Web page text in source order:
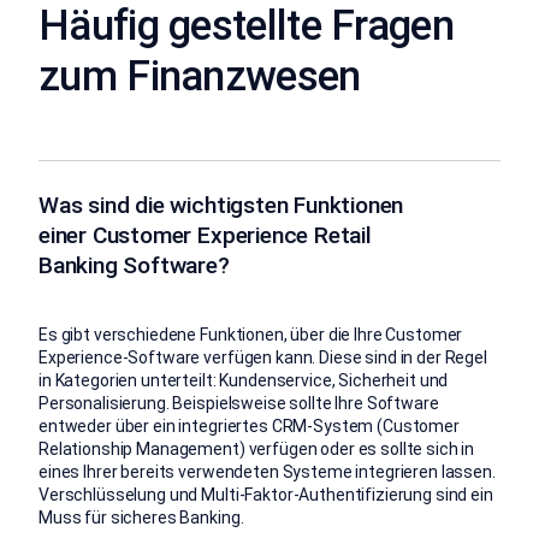
Häufig gestellte Fragen
zum Finanzwesen
Was sind die wichtigsten Funktionen
einer Customer Experience Retail
Banking Software?
Es gibt verschiedene Funktionen, über die Ihre Customer
Experience-Software verfügen kann. Diese sind in der Regel
in Kategorien unterteilt: Kundenservice, Sicherheit und
Personalisierung. Beispielsweise sollte Ihre Software
entweder über ein integriertes CRM-System (Customer
Relationship Management) verfügen oder es sollte sich in
eines Ihrer bereits verwendeten Systeme integrieren lassen.
Verschlüsselung und Multi-Faktor-Authentifizierung sind ein
Muss für sicheres Banking.